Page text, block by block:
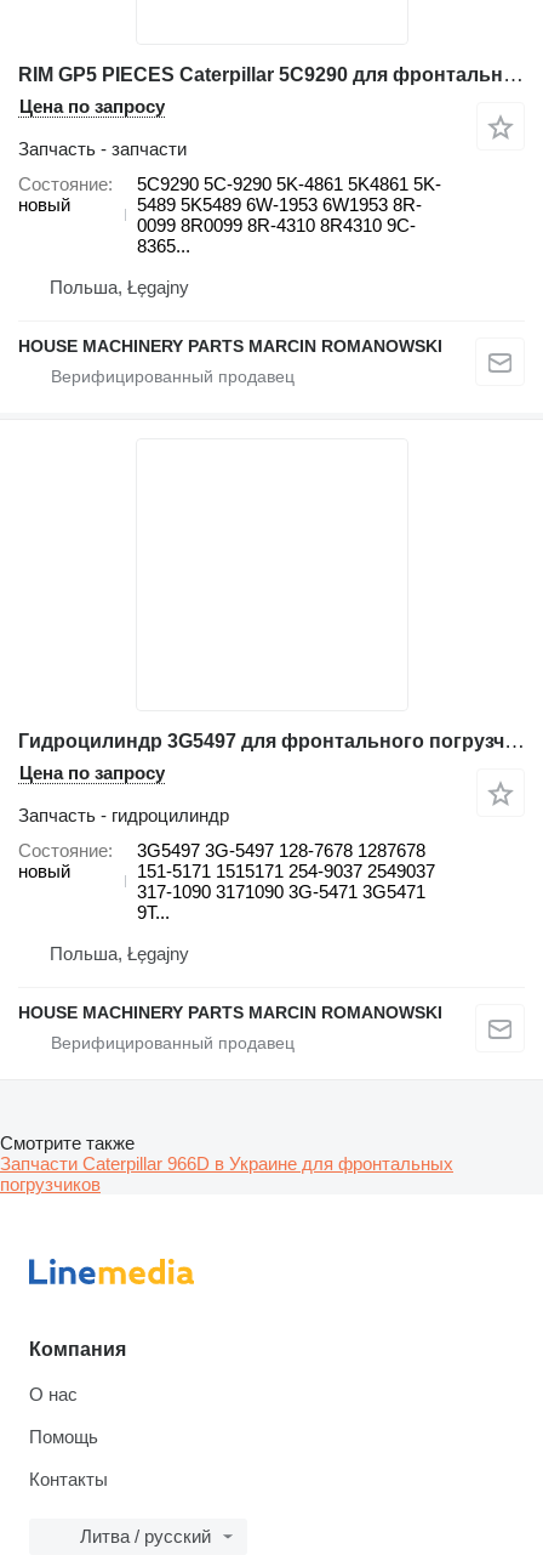
RIM GP5 PIECES Caterpillar 5C9290 для фронтального погрузчика Caterpillar 980, 980B 814, 966C 814B, 966D 950F, 950F II, 960F 966F, 966F II
Цена по запросу
Запчасть - запчасти
Состояние
новый
5C9290 5C-9290 5K-4861 5K4861 5K-
5489 5K5489 6W-1953 6W1953 8R-
0099 8R0099 8R-4310 8R4310 9C-
8365...
Польша, Łęgajny
HOUSE MACHINERY PARTS MARCIN ROMANOWSKI
Гидроцилиндр 3G5497 для фронтального погрузчика Caterpillar 938K 966D, 966F, 966F II, 970F 938F, 938G, 938G II 834G, 834H 93
Цена по запросу
Запчасть - гидроцилиндр
Состояние
новый
3G5497 3G-5497 128-7678 1287678
151-5171 1515171 254-9037 2549037
317-1090 3171090 3G-5471 3G5471
9T...
Польша, Łęgajny
HOUSE MACHINERY PARTS MARCIN ROMANOWSKI
Смотрите также
Запчасти Caterpillar 966D в Украине для фронтальных
погрузчиков
Компания
О нас
Помощь
Контакты
Литва / русский